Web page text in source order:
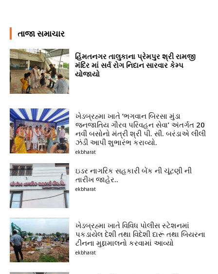
તાજા સમાચાર
હિંમતનગર તાલુકાના પ્રેમપુર શ્રી રામજી
મંદિર માં સર્વ રોગ નિદાન સારવાર કેમ્પ
યોજાયો
ખેડબ્રહ્મા ખાતે ‘ભગવાન બિરસા મુંડા
જનજાતિય ગૌરવ પરિવહન સેવા’ અંતર્ગત 20
નવી બસોનો મંત્રી શ્રી પી. સી. બરંડાએ લીલી
ઝંડી આપી શુભારંભ કરાવ્યો.
ekbharat
ઇડર નાગરિક સહકારી બેંક ની ચૂંટણી ની
તારીખ જાહેર..
ekbharat
ખેડબ્રહ્મા ખાતે વિવિધ પોલીસ સ્ટેશનમાં
પકડાયેલ દેશી તથા વિદેશી દારૂ તથા બિયરના
ટીનના મુદ્દામાલનો કરવામાં આવ્યો
ekbharat